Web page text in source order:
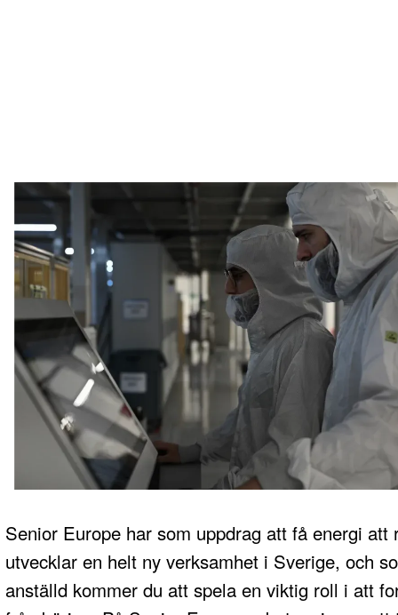
Senior Europe har som uppdrag att få energi att
utvecklar en helt ny verksamhet i Sverige, och
anställd kommer du att spela en viktig roll i att